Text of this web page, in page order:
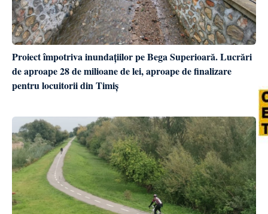
Proiect împotriva inundațiilor pe Bega Superioară. Lucrări
de aproape 28 de milioane de lei, aproape de finalizare
pentru locuitorii din Timiș